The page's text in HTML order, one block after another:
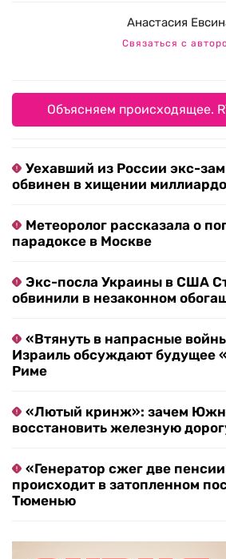
Анастасия
Связаться с
Объясняем происходящее.
Уехавший из России экс-
обвинен в хищении
Метеоролог рассказала о
парадоксе в Москве
Экс-посла Украины в США
обвинили в незаконном
«Втянуть в напрасные
Израиль обсуждают будущее
Риме
«Лютый кринж»: зачем
восстановить железную
«Генератор сжег две
происходит в затопленном
Тюменью